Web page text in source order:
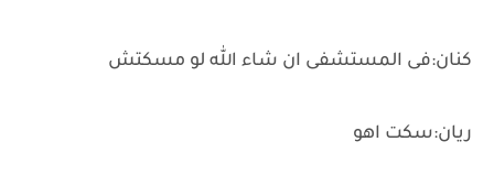
كنان:فى المستشفى ان شاء الله لو مسكتش
ريان:سكت اهو